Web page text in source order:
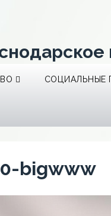
СОЦИАЛЬНЫЕ
bigwww